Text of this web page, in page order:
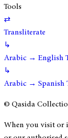
Tools
⇄
Transliterate
↳
Arabic → English
↳
Arabic → Spanish
© Qasida
When you visit or